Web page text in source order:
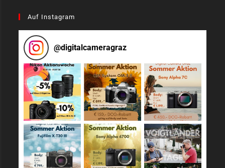
Auf Instagram
@digitalcameragraz